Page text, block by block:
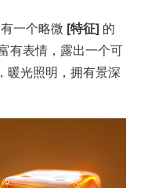
一个略微 [特征] 的
有表情，露出一个可
暖光照明，拥有景深